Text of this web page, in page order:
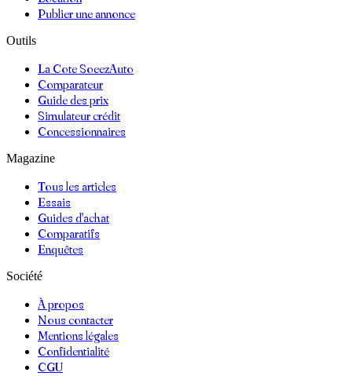
Publier une annonce
Outils
La Cote SoeezAuto
Comparateur
Guide des prix
Simulateur crédit
Concessionnaires
Magazine
Tous les articles
Essais
Guides d'achat
Comparatifs
Enquêtes
Société
À propos
Nous contacter
Mentions légales
Confidentialité
CGU